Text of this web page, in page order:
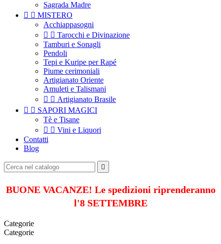
Sagrada Madre
  MISTERO
Acchiappasogni
  Tarocchi e Divinazione
Tamburi e Sonagli
Pendoli
Tepi e Kuripe per Rapé
Piume cerimoniali
Artigianato Oriente
Amuleti e Talismani
  Artigianato Brasile
  SAPORI MAGICI
Tè e Tisane
  Vini e Liquori
Contatti
Blog

BUONE VACANZE! Le spedizioni riprenderanno
l'8 SETTEMBRE
Categorie
Categorie